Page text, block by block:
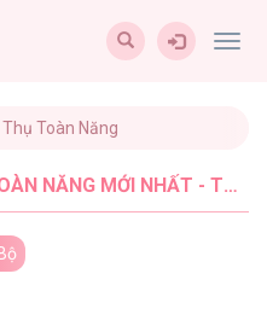
Toàn Năng
NHẤT - TUSACHXINHXINH (1)